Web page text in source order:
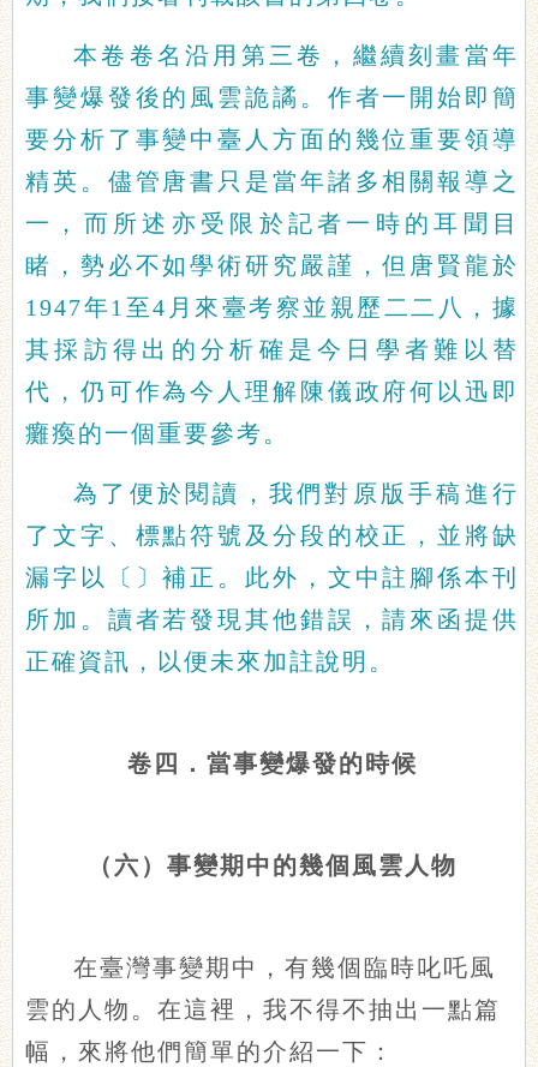
本卷卷名沿用第三卷，繼續刻畫當年
事變爆發後的風雲詭譎。作者一開始即簡
要分析了事變中臺人方面的幾位重要領導
精英。儘管唐書只是當年諸多相關報導之
一，而所述亦受限於記者一時的耳聞目
睹，勢必不如學術研究嚴謹，但唐賢龍於
1947年1至4月來臺考察並親歷二二八，據
其採訪得出的分析確是今日學者難以替
代，仍可作為今人理解陳儀政府何以迅即
癱瘓的一個重要參考。
為了便於閱讀，我們對原版手稿進行
了文字、標點符號及分段的校正，並將缺
漏字以〔〕補正。此外，文中註腳係本刊
所加。讀者若發現其他錯誤，請來函提供
正確資訊，以便未來加註說明。
卷四．當事變爆發的時候
（六）事變期中的幾個風雲人物
在臺灣事變期中，有幾個臨時叱吒風
雲的人物。在這裡，我不得不抽出一點篇
幅，來將他們簡單的介紹一下：